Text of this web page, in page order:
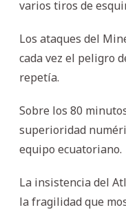
varios tiros de
Los ataques del
cada vez el peligro
repetía.
Sobre los 80
superioridad
equipo ecuatoriano.
La insistencia del
la fragilidad que